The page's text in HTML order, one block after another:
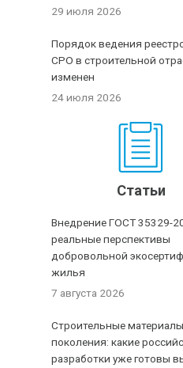
29 июля 2026
Порядок ведения
СРО в строительной
изменен
24 июля 2026
Статьи
Внедрение ГОСТ 35329-
реальные перспективы
добровольной
жилья
7 августа 2026
Строительные
поколения: какие
разработки уже готовы